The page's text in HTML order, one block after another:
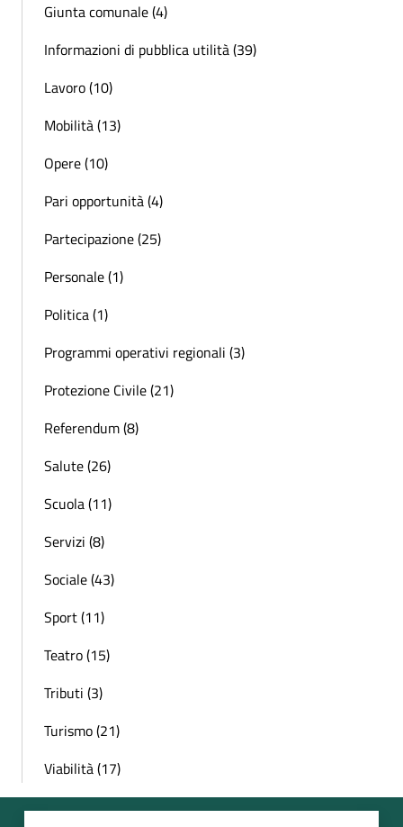
Giunta comunale (4)
Informazioni di pubblica utilità (39)
Lavoro (10)
Mobilità (13)
Opere (10)
Pari opportunità (4)
Partecipazione (25)
Personale (1)
Politica (1)
Programmi operativi regionali (3)
Protezione Civile (21)
Referendum (8)
Salute (26)
Scuola (11)
Servizi (8)
Sociale (43)
Sport (11)
Teatro (15)
Tributi (3)
Turismo (21)
Viabilità (17)